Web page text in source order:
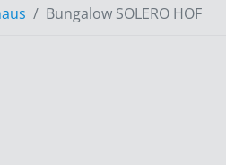
Bungalow SOLERO HOF